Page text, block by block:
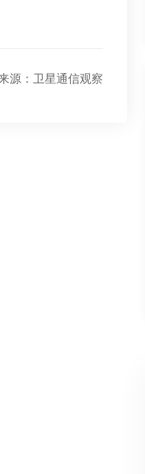
源：卫星通信观察